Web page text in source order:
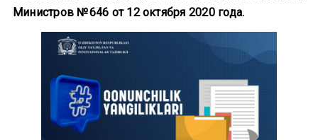
Министров №646 от 12 октября 2020 года.